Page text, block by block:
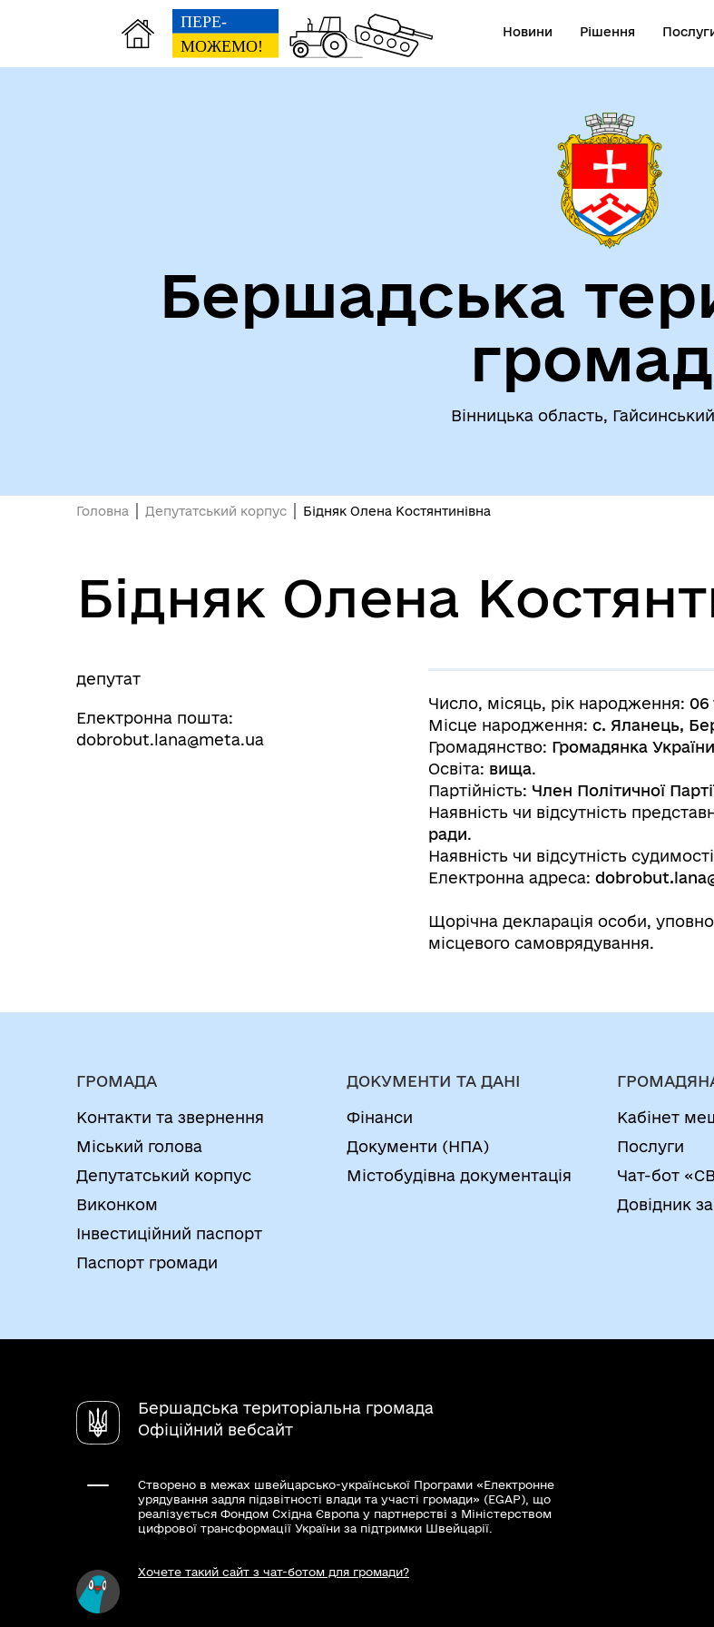
Новини Рішення
Бершадська
Вінницька область,
Головна Депутатський корпус Бідняк Олена Костянтинівна
Бідняк Олена
депутат
Електронна пошта:
dobrobut.lana@meta.ua
Число, місяць, рік народження:06
Місце народження:с. Яланець,
Громадянство: Громадянка України
Освіта: вища.
Партійність: Член Політичної
Наявність чи відсутність
ради.
Наявність чи відсутність
Електронна адреса:
Щорічна декларація особи,
місцевого самоврядування.
ГРОМАДА
Контакти та звернення
Міський голова
Депутатський корпус
Виконком
Інвестиційний паспорт
Паспорт громади
ДОКУМЕНТИ ТА ДАНІ
Фінанси
Документи (НПА)
Містобудівна документація
Кабінет
Послуги
Чат-бот
Довідник
Бершадська територіальна громада
Офіційний вебсайт
Створено в межах швейцарсько-української Програми «Електронне
урядування задля підзвітності влади та участі громади» (EGAP), що
реалізується Фондом Східна Європа у партнерстві з Міністерством
цифрової трансформації України за підтримки Швейцарії.
Хочете такий сайт з чат-ботом для громади?